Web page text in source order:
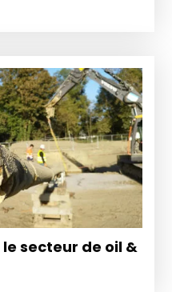
secteur de oil &